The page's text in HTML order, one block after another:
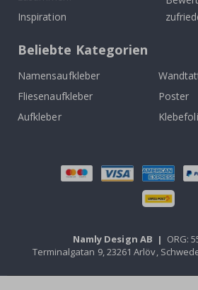
Inspiration
Beliebte Kategorien
Namensaufkleber
Fliesenaufkleber
Poster
Aufkleber
Namly Design AB | ORG:
Terminalgatan 9, 23261 Arlöv,